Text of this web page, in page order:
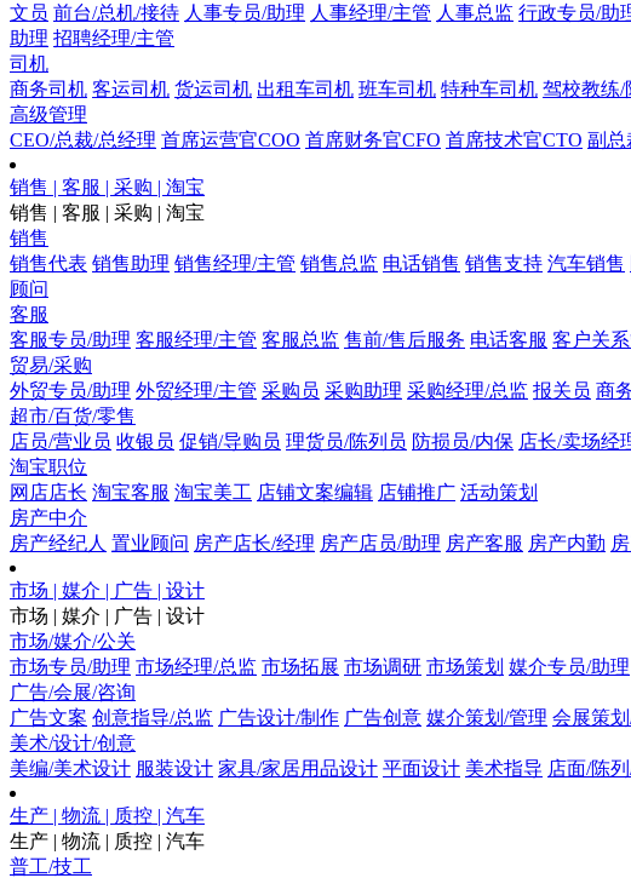
文员 前台/总机/接待 人事专员/助理 人事经理/主管 人事总监 行政专员/助
助理 招聘经理/主管
司机
商务司机 客运司机 货运司机 出租车司机 班车司机 特种车司机 驾校教练/
高级管理
CEO/总裁/总经理 首席运营官COO 首席财务官CFO 首席技术官CTO 副总
销售 | 客服 | 采购 | 淘宝
销售 | 客服 | 采购 | 淘宝
销售
销售代表 销售助理 销售经理/主管 销售总监 电话销售 销售支持 汽车销售
顾问
客服
客服专员/助理 客服经理/主管 客服总监 售前/售后服务 电话客服 客户关
贸易/采购
外贸专员/助理 外贸经理/主管 采购员 采购助理 采购经理/总监 报关员 商
超市/百货/零售
店员/营业员 收银员 促销/导购员 理货员/陈列员 防损员/内保 店长/卖场经
淘宝职位
网店店长 淘宝客服 淘宝美工 店铺文案编辑 店铺推广 活动策划
房产中介
房产经纪人 置业顾问 房产店长/经理 房产店员/助理 房产客服 房产内勤
市场 | 媒介 | 广告 | 设计
市场 | 媒介 | 广告 | 设计
市场/媒介/公关
市场专员/助理 市场经理/总监 市场拓展 市场调研 市场策划 媒介专员/助理
广告/会展/咨询
广告文案 创意指导/总监 广告设计/制作 广告创意 媒介策划/管理 会展策
美术/设计/创意
美编/美术设计 服装设计 家具/家居用品设计 平面设计 美术指导 店面/陈
生产 | 物流 | 质控 | 汽车
生产 | 物流 | 质控 | 汽车
普工/技工